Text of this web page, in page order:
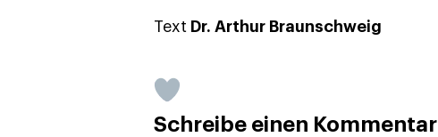
Text Dr. Arthur Braunschweig
Schreibe einen Kommentar